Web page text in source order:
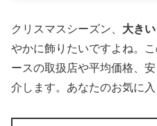
クリスマスシーズン、 大き
やかに飾りたいですよね。
ースの取扱店や平均価格、
介します。あなたのお気に